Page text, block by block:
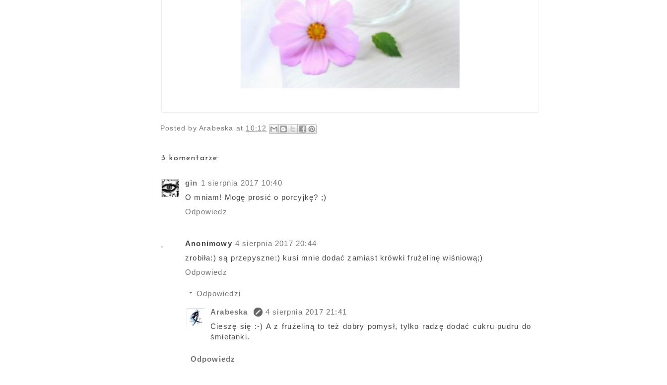
Posted by Arabeska at 10:12
3 komentarze:
gin 1 sierpnia 2017 10:40
O mniam! Mogę prosić o porcyjkę? ;)
Odpowiedz
Anonimowy 4 sierpnia 2017 20:44
zrobiła:) są przepyszne:) kusi mnie dodać zamiast krówki frużelinę wiśniową;)
Odpowiedz
Odpowiedzi
Arabeska
4 sierpnia 2017 21:41
Cieszę się :-) A z frużeliną to też dobry pomysł, tylko radzę dodać cukru pudru do
śmietanki.
Odpowiedz